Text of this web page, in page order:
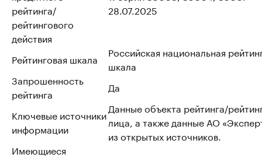
рейтинга/
рейтингового
действия
28.07.2025
Рейтинговая шкала
Российская национальная
шкала
Запрошенность
рейтинга
Да
Ключевые источники
информации
Данные объекта рейтинга/
лица, а также данные АО
из открытых источников.
Имеющиеся